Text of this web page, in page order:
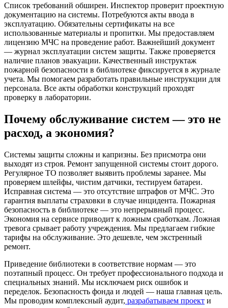
Список требований обширен. Инспектор проверит проектную
документацию на системы. Потребуются акты ввода в
эксплуатацию. Обязательны сертификаты на все
использованные материалы и пропитки. Мы предоставляем
лицензию МЧС на проведение работ. Важнейший документ
— журнал эксплуатации систем защиты. Также проверяется
наличие планов эвакуации. Качественный инструктаж
пожарной безопасности в библиотеке фиксируется в журнале
учета. Мы помогаем разработать правильные инструкции для
персонала. Все акты обработки конструкций проходят
проверку в лаборатории.
Почему обслуживание систем — это не
расход, а экономия?
Системы защиты сложны и капризны. Без присмотра они
выходят из строя. Ремонт запущенной системы стоит дорого.
Регулярное ТО позволяет выявить проблемы заранее. Мы
проверяем шлейфы, чистим датчики, тестируем батареи.
Исправная система — это отсутствие штрафов от МЧС. Это
гарантия выплаты страховки в случае инцидента. Пожарная
безопасность в библиотеке — это непрерывный процесс.
Экономия на сервисе приводит к ложным сработкам. Ложная
тревога срывает работу учреждения. Мы предлагаем гибкие
тарифы на обслуживание. Это дешевле, чем экстренный
ремонт.
Приведение библиотеки в соответствие нормам — это
поэтапный процесс. Он требует профессионального подхода и
специальных знаний. Мы исключаем риск ошибок и
переделок. Безопасность фонда и людей — наша главная цель.
Мы проводим комплексный аудит, разрабатываем проект и